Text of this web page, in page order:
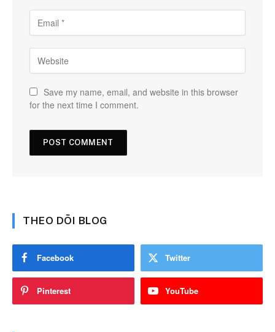
Save my name, email, and website in this browser
for the next time I comment.
THEO DÕI BLOG
Facebook Twitter
Pinterest YouTube